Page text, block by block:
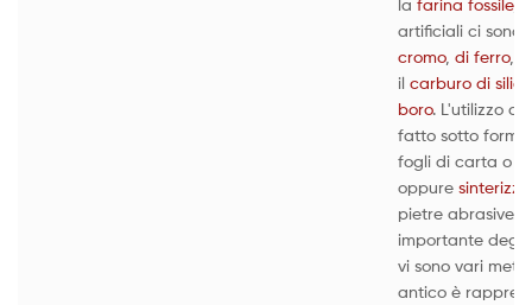
artificiali ci sono
cromo, di ferro, l'
il carburo di
boro. L'utilizzo
fatto sotto
fogli di carta o
oppure
pietre abrasive.
importante
vi sono vari
antico è